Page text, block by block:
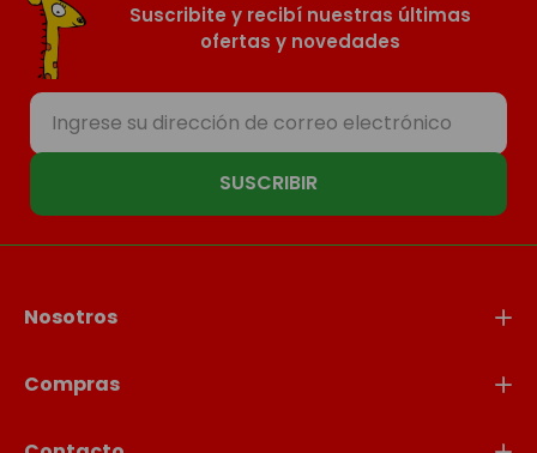
Suscribite y recibí nuestras últimas
ofertas y novedades
SUSCRIBIR
Nosotros
Compras